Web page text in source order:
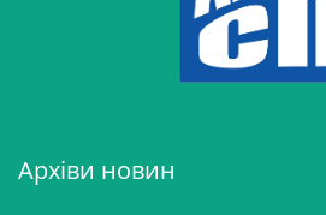
Архіви новин